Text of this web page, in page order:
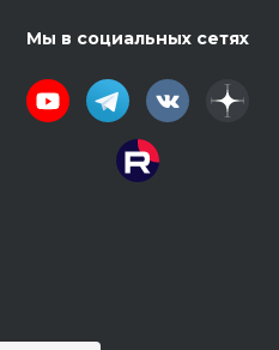
Мы в социальных сетях